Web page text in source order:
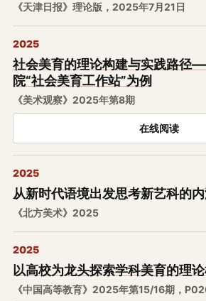
《天津日报》理论版，2025年7月21日
2025
社会美育的理论构建与实践路径
院“社会美育工作站”为例
《美术观察》2025年第8期
在线阅读
2025
从新时代语境出发思考新艺科的
《北方美术》2025
2025
以高校为龙头探索学科美育的理
《中国高等教育》2025年第15/16期，